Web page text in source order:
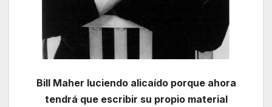
Bill Maher luciendo alicaído porque ahora
tendrá que escribir su propio material